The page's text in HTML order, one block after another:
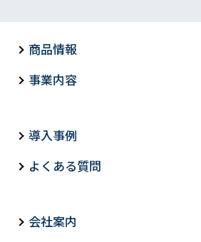
商品情報
事業内容
導入事例
よくある質問
会社案内